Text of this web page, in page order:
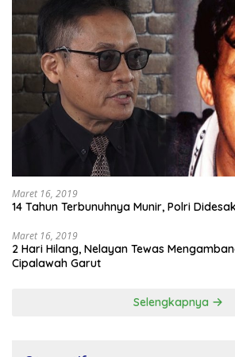
Maret 16, 2019
14 Tahun Terbunuhnya Munir, Polri
Maret 16, 2019
2 Hari Hilang, Nelayan Tewas
Cipalawah Garut
Selengkapnya